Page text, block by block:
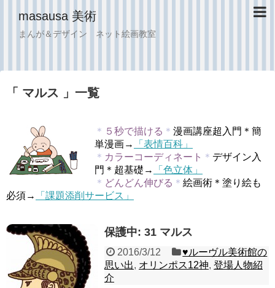
masausa 美術
まんが＆デザイン ネット絵画教室
「 マルス 」一覧
＊ ５秒で描ける ＊ 漫画講座超入門＊簡
単漫画→
「表情百科」
＊ カラーコーディネート ＊ デザイン入
門＊超基礎→
「色立体」
＊ どんどん伸びる ＊ 絵画術＊塗り絵も
必須→
「課題添削サービス」
保護中: 31 マルス
2016/3/12
♥︎ルーヴル美術館の
思い出, オリンポス12神, 登場人物紹
介